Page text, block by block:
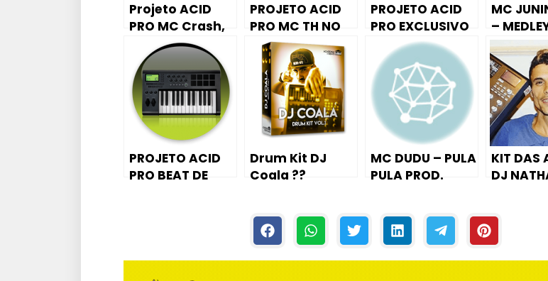
Projeto ACID
PRO MC Crash,
MC Tan part.
MC Dudinha –
Evolução Do
Romano (DJ
Carlinhos Da
S.R)
PROJETO ACID
PRO MC TH NO
PELO E NA PELE
PROD dIEGO
fERREIRA
PROJETO ACID
PRO EXCLUSIVO
PRODUÇÃO DO
SITE MC CAROL
PÉCORA,MC
NOVIN , MC DL –
VEM SENTANDO
MC
–
PROD.
???? ??
PROJETO ACID
PRO BEAT DE
Drum Kit DJ
Coala ??
MC DUDU – PULA
PULA PROD.
KIT DAS
DJ